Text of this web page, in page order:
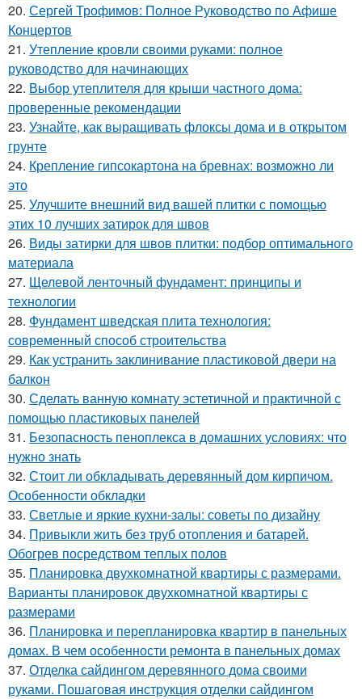
20. Сергей Трофимов: Полное Руководство по Афише
Концертов
21. Утепление кровли своими руками: полное
руководство для начинающих
22. Выбор утеплителя для крыши частного дома:
проверенные рекомендации
23. Узнайте, как выращивать флоксы дома и в открытом
грунте
24. Крепление гипсокартона на бревнах: возможно ли
это
25. Улучшите внешний вид вашей плитки с помощью
этих 10 лучших затирок для швов
26. Виды затирки для швов плитки: подбор оптимального
материала
27. Щелевой ленточный фундамент: принципы и
технологии
28. Фундамент шведская плита технология:
современный способ строительства
29. Как устранить заклинивание пластиковой двери на
балкон
30. Сделать ванную комнату эстетичной и практичной с
помощью пластиковых панелей
31. Безопасность пеноплекса в домашних условиях: что
нужно знать
32. Стоит ли обкладывать деревянный дом кирпичом.
Особенности обкладки
33. Светлые и яркие кухни-залы: советы по дизайну
34. Привыкли жить без труб отопления и батарей.
Обогрев посредством теплых полов
35. Планировка двухкомнатной квартиры с размерами.
Варианты планировок двухкомнатной квартиры с
размерами
36. Планировка и перепланировка квартир в панельных
домах. В чем особенности ремонта в панельных домах
37. Отделка сайдингом деревянного дома своими
руками. Пошаговая инструкция отделки сайдингом